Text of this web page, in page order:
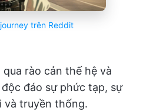
trên Reddit
rào cản thế hệ và
đáo sự phức tạp, sự
và truyền thống.